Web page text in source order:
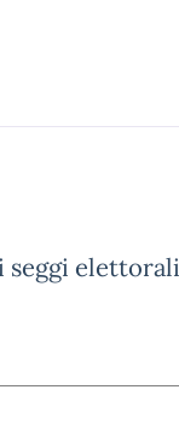
seggi elettorali